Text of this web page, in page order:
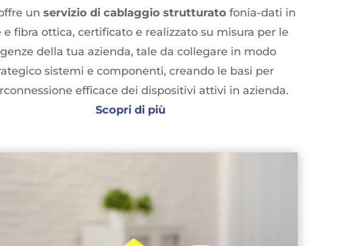
unservizio di cablaggio strutturato fonia-dati in
e fibra ottica, certificato e realizzato su misura per le
della tua azienda, tale da collegare in modo
sistemi e componenti, creando le basi per
efficace dei dispositivi attivi in azienda.
Scopri di più